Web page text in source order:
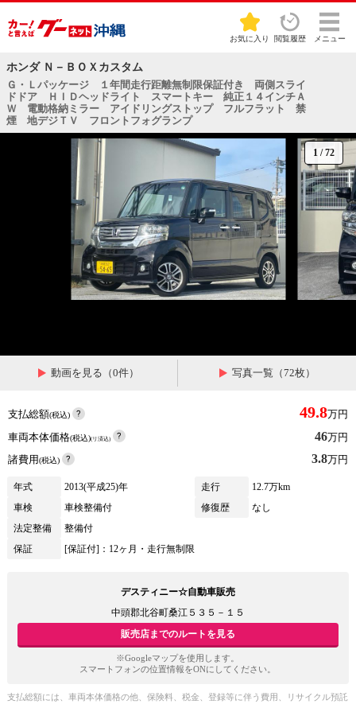
お気に入り 閲覧履歴 メニュー
ホンダ Ｎ－ＢＯＸカスタム
Ｇ・Ｌパッケージ １年間走行距離無制限保証付き 両側スライ
ドドア ＨＩＤヘッドライト スマートキー 純正１４インチＡ
Ｗ 電動格納ミラー アイドリングストップ フルフラット 禁
煙 地デジＴＶ フロントフォグランプ
1 /72
動画を見る（0件） 写真一覧（72枚）
支払総額(税込) 49.8万円
車両本体価格(税込)(リ済込) 46万円
諸費用(税込) 3.8万円
年式 2013(平成25)年 走行
12.7万km
車検
車検整備付 修復歴
なし
法定整備
整備付
保証
[保証付]：12ヶ月・走行無制限
デスティニー☆自動車販売
中頭郡北谷町桑江５３５－１５
販売店までのルートを見る
※Googleマップを使用します。
スマートフォンの位置情報をONにしてください。
支払総額には、車両本体価格の他、保険料、税金、登録等に伴う費用、リサイクル預託